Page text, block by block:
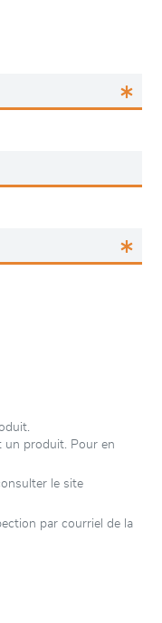
un produit. Pour en
le site
par courriel de la